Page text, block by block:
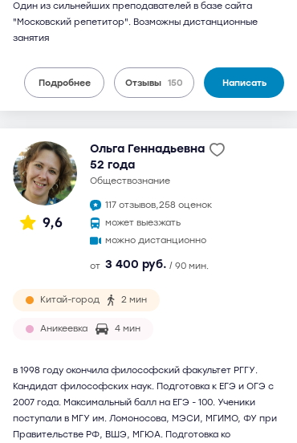
Один из сильнейших преподавателей в базе сайта
"Московский репетитор". Возможны дистанционные
занятия
Подробнее Отзывы 150 Написать
9,6
Ольга Геннадьевна
52 года
обществознание
117 отзывов,258 оценок
может выезжать
можно дистанционно
от 3 400 руб. / 90 мин.
Китай-город 2 мин
Аникеевка 4 мин
в 1998 году окончила философский факультет РГГУ.
Кандидат философских наук. Подготовка к ЕГЭ и ОГЭ с
2007 года. Максимальный балл на ЕГЭ - 100. Ученики
поступали в МГУ им. Ломоносова, МЭСИ, МГИМО, ФУ при
Правительстве РФ, ВШЭ, МГЮА. Подготовка ко